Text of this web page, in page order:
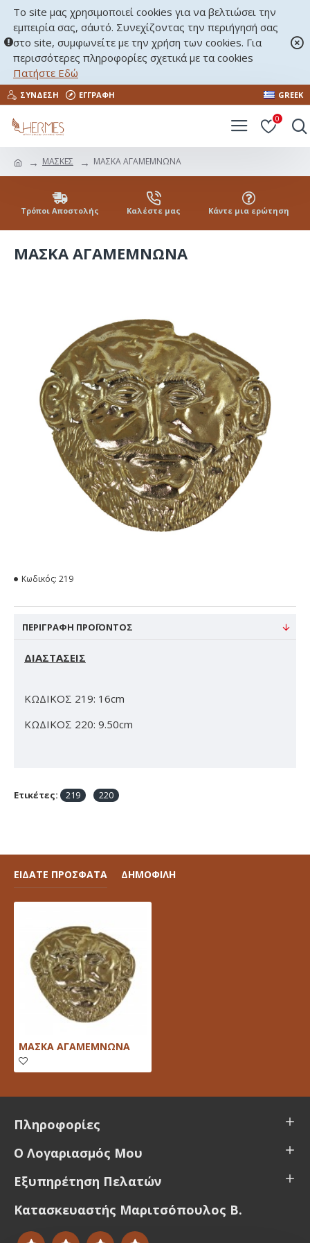
Το site μας χρησιμοποιεί cookies για να βελτιώσει την
εμπειρία σας, σ΄αυτό. Συνεχίζοντας την περιήγησή σας
στο site, συμφωνείτε με την χρήση των cookies. Για
περισσότερες πληροφορίες σχετικά με τα cookies
Πατήστε Εδώ
ΣΎΝΔΕΣΗ ΕΓΓΡΑΦΉ GREEK
0
ΜΑΣΚΕΣ ΜΑΣΚΑ ΑΓΑΜΕΜΝΩΝΑ
Τρόποι Αποστολής Καλέστε μας Κάντε μια ερώτηση
ΜΑΣΚΑ ΑΓΑΜΕΜΝΩΝΑ
Κωδικός: 219
ΠΕΡΙΓΡΑΦΉ ΠΡΟΪΌΝΤΟΣ
ΔΙΑΣΤΑΣΕΙΣ
ΚΩΔΙΚΟΣ 219: 16cm
ΚΩΔΙΚΟΣ 220: 9.50cm
Ετικέτες: 219 220
ΕΙΔΑΤΕ ΠΡΟΣΦΑΤΑ ΔΗΜΟΦΙΛΗ
ΜΑΣΚΑ ΑΓΑΜΕΜΝΩΝΑ
Πληροφορίες
Ο Λογαριασμός Μου
Εξυπηρέτηση Πελατών
Κατασκευαστής Μαριτσόπουλος Β.